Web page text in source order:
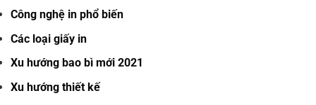
Công nghệ in phổ biến
Các loại giấy in
Xu hướng bao bì mới 2021
Xu hướng thiết kế